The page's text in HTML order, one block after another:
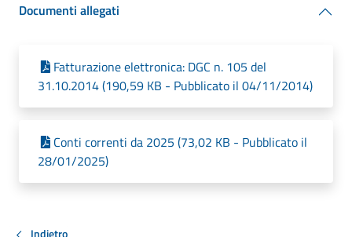
Documenti allegati
Fatturazione elettronica: DGC n. 105 del
31.10.2014 (190,59 KB - Pubblicato il 04/11/2014)
Conti correnti da 2025 (73,02 KB - Pubblicato il
28/01/2025)
Indietro